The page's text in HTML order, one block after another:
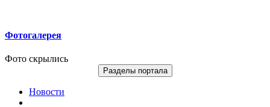
Фотогалерея
Фото скрылись
Разделы портала
Новости